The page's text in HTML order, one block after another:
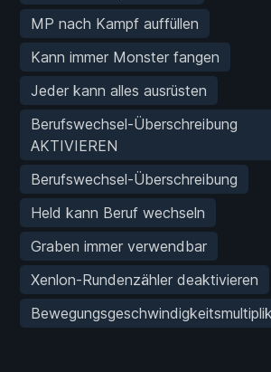
MP nach Kampf auffüllen
Kann immer Monster fangen
Jeder kann alles ausrüsten
Berufswechsel-Überschreibung
AKTIVIEREN
Berufswechsel-Überschreibung
Held kann Beruf wechseln
Graben immer verwendbar
Xenlon-Rundenzähler deaktivieren